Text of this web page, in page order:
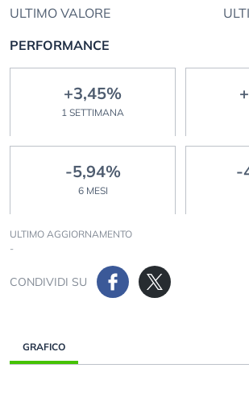
ULTIMO VALORE
PERFORMANCE
+3,45%
1 SETTIMANA
-5,94%
6 MESI
-
ULTIMO AGGIORNAMENTO
-
CONDIVIDI SU
GRAFICO